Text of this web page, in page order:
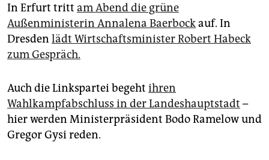
In Erfurt tritt am Abend die grüne
Außenministerin Annalena Baerbockauf. In
Dresden lädt Wirtschaftsminister Robert Habeck
zum Gespräch.
Auch die Linkspartei begeht ihren
Wahlkampfabschluss in der Landeshauptstadt –
hier werden Ministerpräsident Bodo Ramelow und
Gregor Gysi reden.